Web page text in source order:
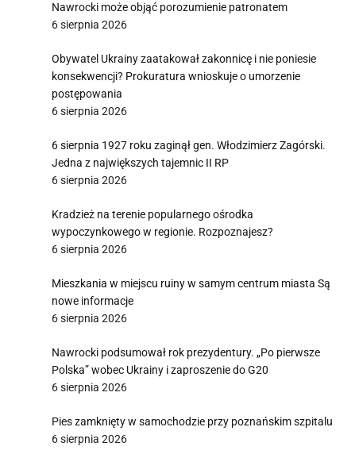
Nawrocki może objąć porozumienie patronatem
6 sierpnia 2026
Obywatel Ukrainy zaatakował zakonnicę i nie poniesie
konsekwencji? Prokuratura wnioskuje o umorzenie
postępowania
6 sierpnia 2026
6 sierpnia 1927 roku zaginął gen. Włodzimierz Zagórski.
Jedna z największych tajemnic II RP
6 sierpnia 2026
Kradzież na terenie popularnego ośrodka
wypoczynkowego w regionie. Rozpoznajesz?
6 sierpnia 2026
Mieszkania w miejscu ruiny w samym centrum miasta Są
nowe informacje
6 sierpnia 2026
Nawrocki podsumował rok prezydentury. „Po pierwsze
Polska” wobec Ukrainy i zaproszenie do G20
6 sierpnia 2026
Pies zamknięty w samochodzie przy poznańskim szpitalu
6 sierpnia 2026